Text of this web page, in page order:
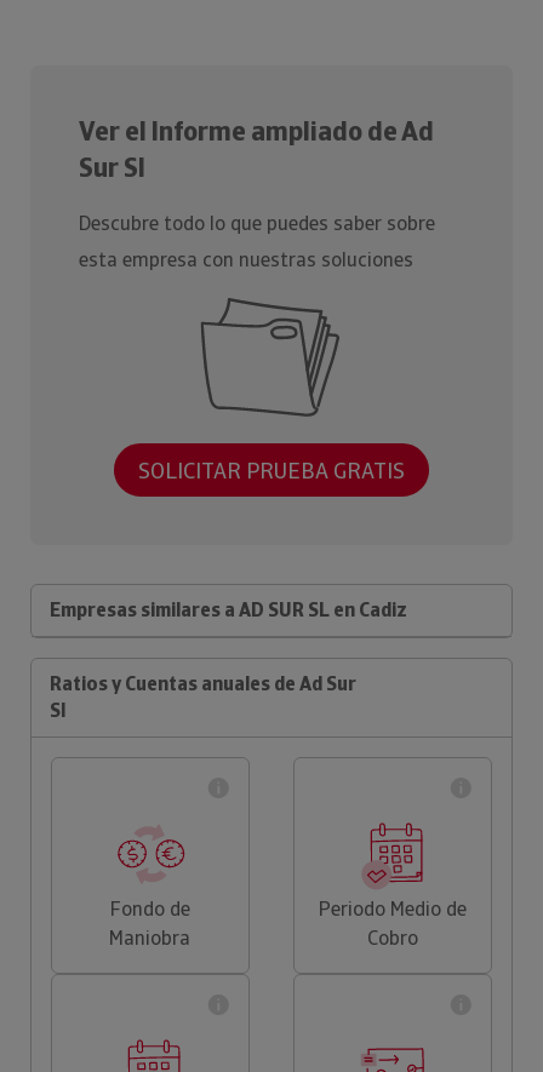
Ver el Informe ampliado de Ad
Sur Sl
Descubre todo lo que puedes saber sobre
esta empresa con nuestras soluciones
SOLICITAR PRUEBA GRATIS
Empresas similares a AD SUR SL en Cadiz
Ratios y Cuentas anuales de Ad Sur
Sl
Fondo de
Maniobra
Periodo Medio de
Cobro